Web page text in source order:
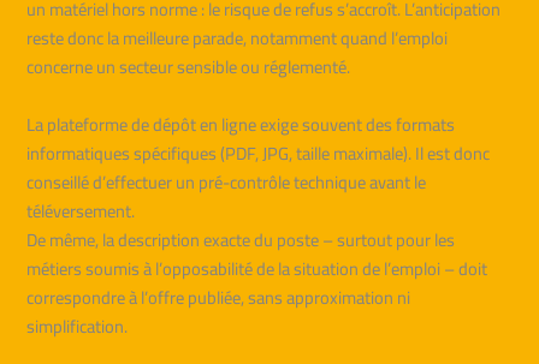
un matériel hors norme : le risque de refus s’accroît. L’anticipation
reste donc la meilleure parade, notamment quand l’emploi
concerne un secteur sensible ou réglementé.
La plateforme de dépôt en ligne exige souvent des formats
informatiques spécifiques (PDF, JPG, taille maximale). Il est donc
conseillé d’effectuer un pré-contrôle technique avant le
téléversement.
De même, la description exacte du poste – surtout pour les
métiers soumis à l’opposabilité de la situation de l’emploi – doit
correspondre à l’offre publiée, sans approximation ni
simplification.